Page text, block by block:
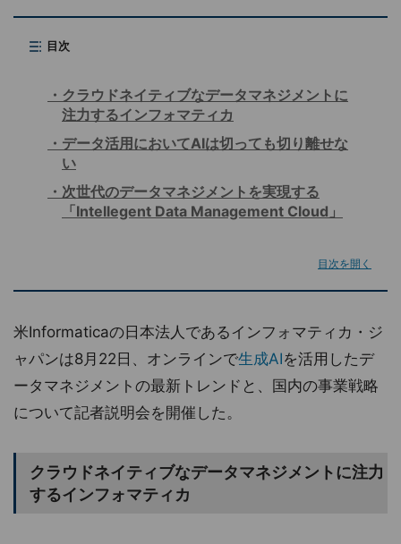
目次
クラウドネイティブなデータマネジメントに
注力するインフォマティカ
データ活用においてAIは切っても切り離せな
い
次世代のデータマネジメントを実現する
「Intellegent Data Management Cloud」
目次を開く
米Informaticaの日本法人であるインフォマティカ・ジ
ャパンは8月22日、オンラインで生成AIを活用したデ
ータマネジメントの最新トレンドと、国内の事業戦略
について記者説明会を開催した。
クラウドネイティブなデータマネジメントに注力
するインフォマティカ